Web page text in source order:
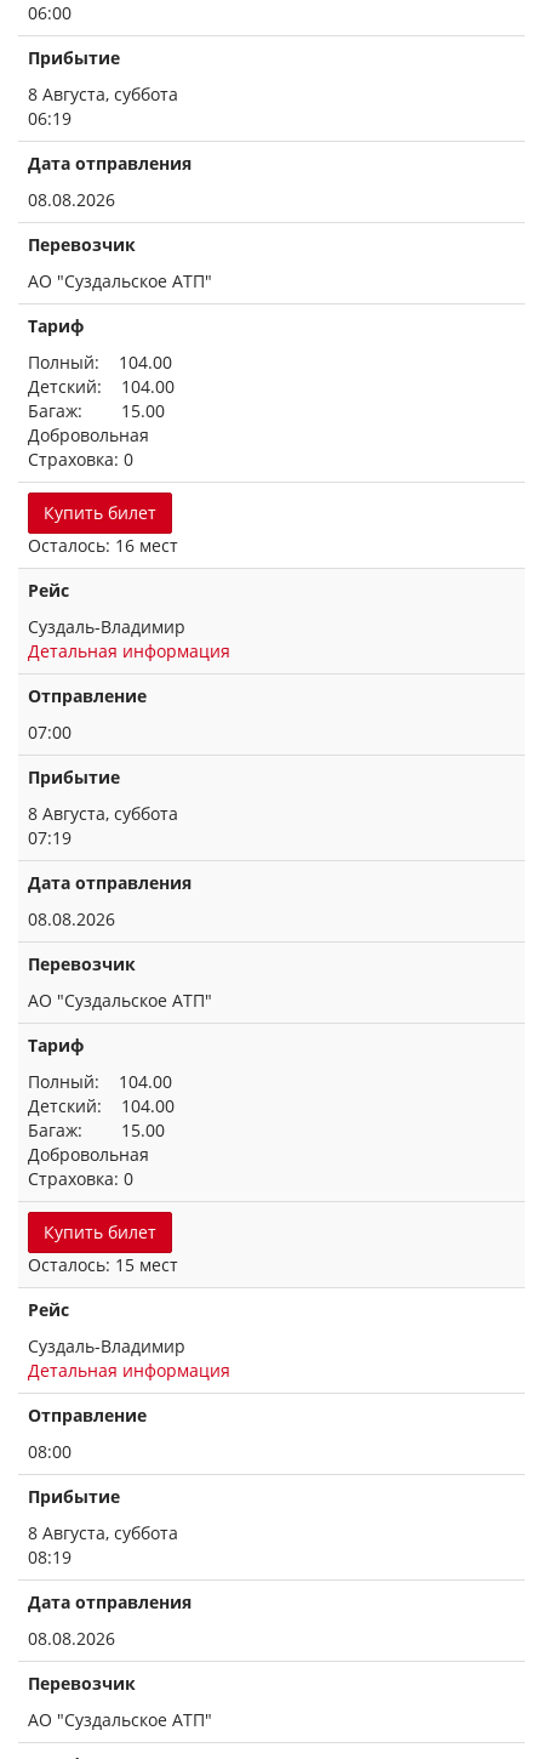
06:00
Прибытие
8 Августа, суббота
06:19
Дата отправления
08.08.2026
Перевозчик
АО "Суздальское АТП"
Тариф
Полный: 104.00
Детский: 104.00
Багаж: 15.00
Добровольная
Страховка: 0
Купить билет
Осталось: 16 мест
Рейс
Суздаль-Владимир
Детальная информация
Отправление
07:00
Прибытие
8 Августа, суббота
07:19
Дата отправления
08.08.2026
Перевозчик
АО "Суздальское АТП"
Тариф
Полный: 104.00
Детский: 104.00
Багаж: 15.00
Добровольная
Страховка: 0
Купить билет
Осталось: 15 мест
Рейс
Суздаль-Владимир
Детальная информация
Отправление
08:00
Прибытие
8 Августа, суббота
08:19
Дата отправления
08.08.2026
Перевозчик
АО "Суздальское АТП"